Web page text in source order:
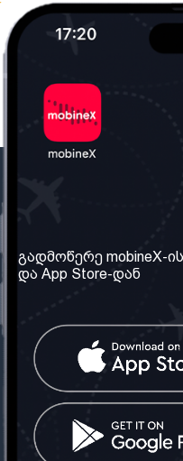
ჩვენ შესახებ
ჩვენი სერვისები
კონტაქტი
საქართველო:
ტელ: 032 2 04 00 50
გადმოწერე mobineX-
და App Store-დან